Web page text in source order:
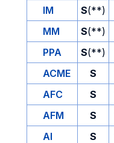
IM
S(**)
MM
S(**)
PPA
S(**)
ACME
S
AFC
S
AFM
S
AI
S